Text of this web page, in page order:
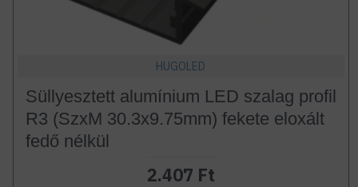
HUGOLED
Süllyesztett alumínium LED szalag profil
R3 (SzxM 30.3x9.75mm) fekete eloxált
fedő nélkül
2.407 Ft